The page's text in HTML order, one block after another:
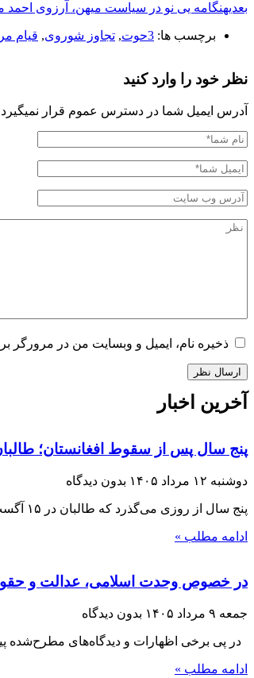
بعدیهنگامه یی نو در سیاست میهن، آرزوی احمد
برچسب ها: 3حوت , تجاوز شوروی, قیام
نظر خود را وارد کنید
آدرس ایمیل شما در دسترس عموم قرار
ذخیره نام، ایمیل و وبسایت من در مرورگر
آخرین اخبار
پنج سال پس از سقوط افغانستان؛
دوشنبه ۱۲ مرداد ۱۴۰۵ بدون دیدگاه
پنج سال از روزی می‌گذرد که طالبان در ۱۵ آگست ۲۰۲۱ وارد کابل شدند و با فروپاشی حکومت جمهوریت، بار دیگر قدرت را در افغانستان
ادامه مطلب »
در خصوص وحدت اسلامی، عدالت و
جمعه ۹ مرداد ۱۴۰۵ بدون دیدگاه
در پی برخی اظهارات و دیدگاه‌های مطرح‌شده
ادامه مطلب »